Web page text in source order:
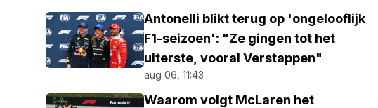
Antonelli blikt terug op 'ongelooflijk
F1-seizoen': "Ze gingen tot het
uiterste, vooral Verstappen"
aug 06, 11:43
Waarom volgt McLaren het